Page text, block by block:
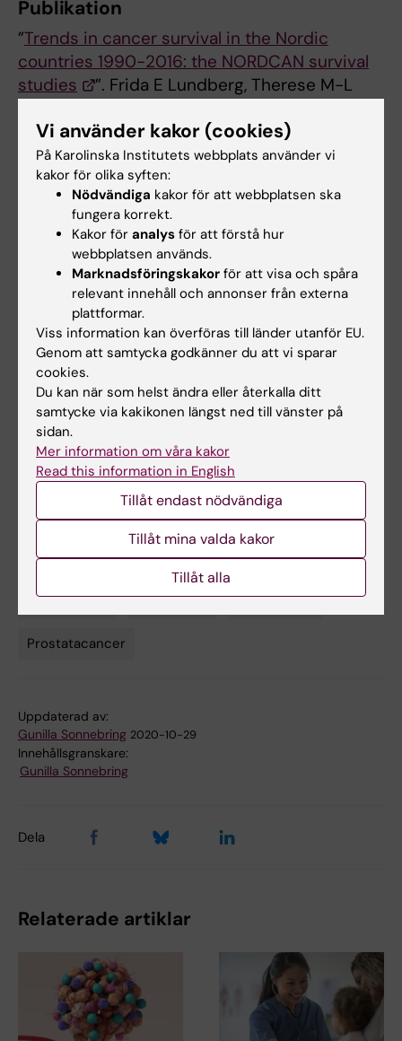
Publikation
”Trends in cancer survival in the Nordic
countries 1990-2016: the NORDCAN survival
studies
”. Frida E Lundberg, Therese M-L
Steinrud Mørch, Tom Børge Johannesen, Anni
Virtanen, David Pettersson, Elínborg J
Ólafsdóttir, Helgi Birgisson, Anna L V
Johansson, Paul C Lambert. Acta Oncologica,
online 19 October 2020, doi:
10.1080/0284186X.2020.1822544
Kontaktperson
Mats Lambe
Professor
Telefon:
070-771 5655
E-post:
Mats.Lambe@ki.se
Bröstcancer Cancer och onkologi
Prostatacancer
Uppdaterad av:
Gunilla Sonnebring 2020-10-29
Innehållsgranskare:
Gunilla Sonnebring
Dela
Relaterade artiklar
Vi använder kakor (cookies)
På Karolinska Institutets webbplats använder vi
kakor för olika syften:
Nödvändiga kakor för att webbplatsen ska
fungera korrekt.
Kakor för analys för att förstå hur
webbplatsen används.
Marknadsföringskakor för att visa och spåra
relevant innehåll och annonser från externa
plattformar.
Viss information kan överföras till länder utanför EU.
Genom att samtycka godkänner du att vi sparar
cookies.
Du kan när som helst ändra eller återkalla ditt
samtycke via kakikonen längst ned till vänster på
sidan.
Mer information om våra kakor
Read this information in English
Tillåt endast nödvändiga
Tillåt mina valda kakor
Tillåt alla